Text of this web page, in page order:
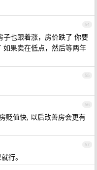
54
子也跟着涨，房价跌了 你要
如果卖在低点，然后等两年
55
56
贬值快, 以后改善房会更有
57
行。